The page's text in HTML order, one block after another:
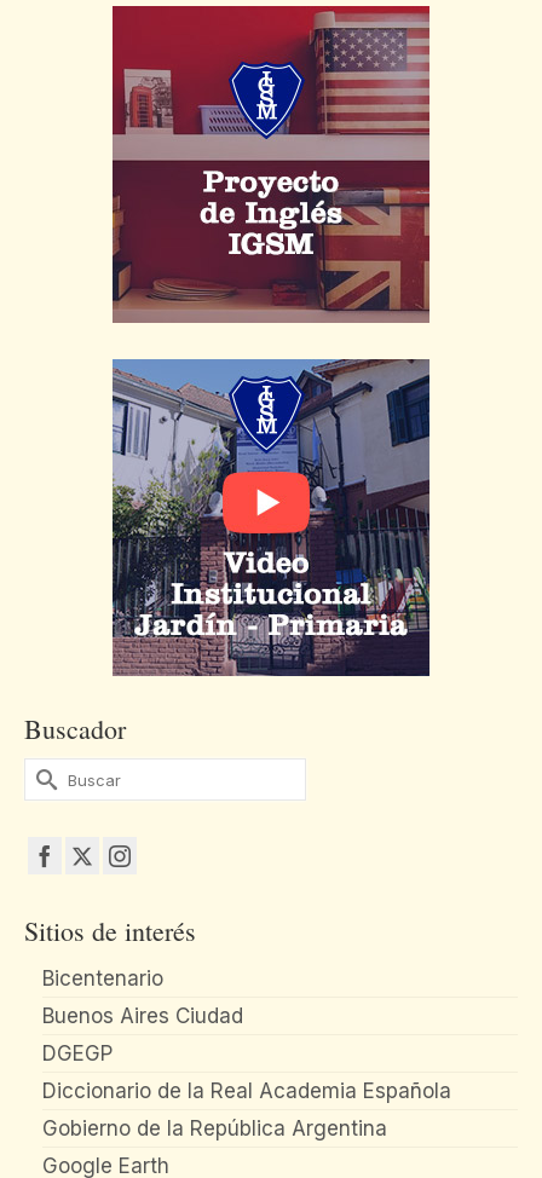
Buscador
Buscar
por:
Sitios de interés
Bicentenario
Buenos Aires Ciudad
DGEGP
Diccionario de la Real Academia Española
Gobierno de la República Argentina
Google Earth